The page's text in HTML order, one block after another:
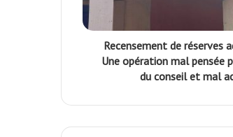
Recensement de réserves
Une opération mal pensée
du conseil et mal